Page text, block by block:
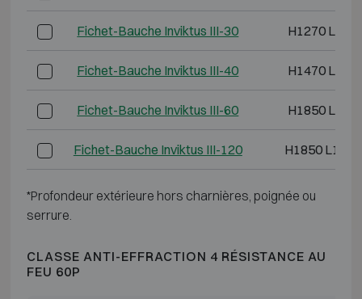
Fichet-Bauche Inviktus III-30 H1270 L730
Fichet-Bauche Inviktus III-40 H1470 L810
Fichet-Bauche Inviktus III-60 H1850 L880
Fichet-Bauche Inviktus III-120 H1850
*Profondeur extérieure hors charnières, poignée ou
serrure.
CLASSE ANTI-EFFRACTION 4 RÉSISTANCE AU
FEU 60P